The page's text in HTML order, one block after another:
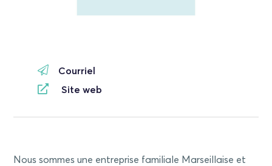
Courriel
Site web
Nous sommes une entreprise familiale Marseillaise et